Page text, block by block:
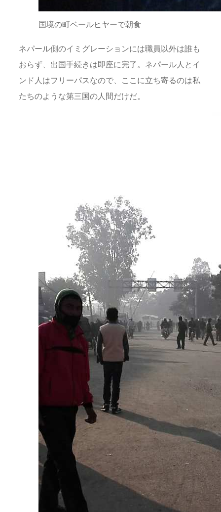
国境の町ベールヒヤーで朝食
ネパール側のイミグレーションには職員以外は誰も
おらず、出国手続きは即座に完了。ネパール人とイ
ンド人はフリーパスなので、ここに立ち寄るのは私
たちのような第三国の人間だけだ。